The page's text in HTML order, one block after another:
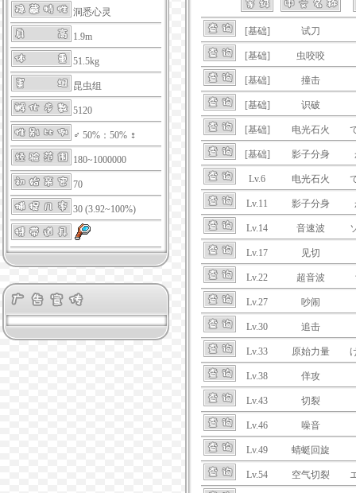
洞悉心灵
1.9m
51.5kg
昆虫组
5120
♂ 50%：50% ♀
180~1000000
70
30 (3.92~100%)
[基础] 试刀
[基础] 虫咬咬
[基础] 撞击
[基础] 识破
[基础] 电光石火
[基础] 影子分身
Lv.6 电光石火
Lv.11 影子分身
Lv.14 音速波
Lv.17 见切
Lv.22 超音波
Lv.27 吵闹
Lv.30 追击
Lv.33 原始力量
Lv.38 佯攻
Lv.43 切裂
Lv.46 噪音
Lv.49 蜻蜓回旋
Lv.54 空气切裂